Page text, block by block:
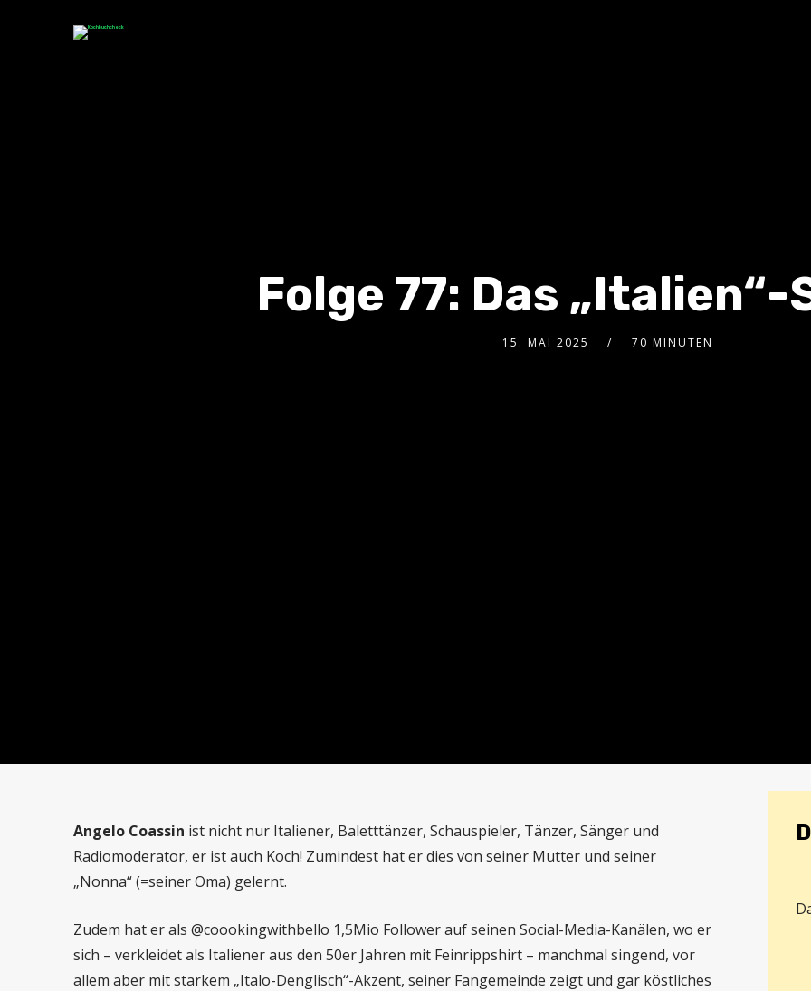
Folge 77: Das „Italien“-
15. MAI 2025 70 MINUTEN
Angelo Coassin ist nicht nur Italiener, Baletttänzer, Schauspieler, Tänzer, Sänger und
Radiomoderator, er ist auch Koch! Zumindest hat er dies von seiner Mutter und seiner
„Nonna“ (=seiner Oma) gelernt.
Zudem hat er als @coookingwithbello 1,5Mio Follower auf seinen Social-Media-Kanälen, wo er
sich – verkleidet als Italiener aus den 50er Jahren mit Feinrippshirt – manchmal singend, vor
allem aber mit starkem „Italo-Denglisch“-Akzent, seiner Fangemeinde zeigt und gar köstliches